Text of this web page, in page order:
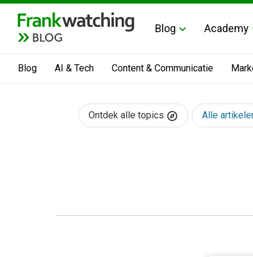
BLOG
Blog Academy
Blog AI & Tech Content & Communicatie
Ontdek alle topics Alle